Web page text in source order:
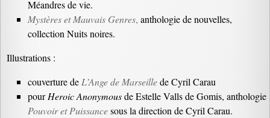
Méandres de vie.
Mystères et Mauvais Genres, anthologie de nouvelles,
collection Nuits noires.
Illustrations :
couverture de L’Ange de Marseillede Cyril Carau
pourHeroic Anonymousde Estelle Valls de Gomis, anthologie
Pouvoir et Puissancesous la direction de Cyril Carau.